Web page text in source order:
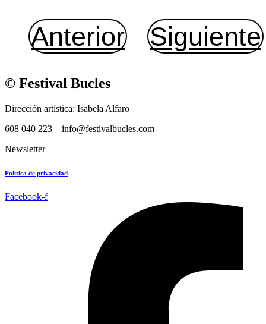
Anterior Siguiente
© Festival Bucles
Dirección artística: Isabela Alfaro
608 040 223 – info@festivalbucles.com
Newsletter
Política de privacidad
Facebook-f